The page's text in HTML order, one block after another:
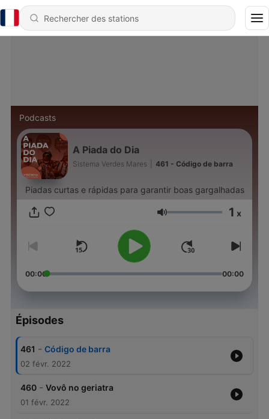
Podcasts
A Piada do Dia
Sistema Verdes Mares 461 - Código de barra
Piadas curtas e rápidas para garantir boas gargalhadas
Volume 1 x
00:00 00:00
Épisodes
461 - Código de barra
02 févr. 2022
460 - Vovô no geriatra
01 févr. 2022